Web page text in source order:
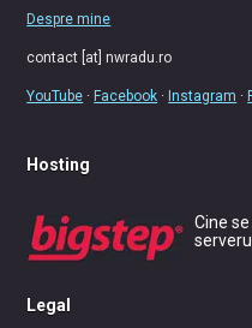
Despre mine
contact [at] nwradu.ro
YouTube · Facebook · Instagram ·
Hosting
Cine
Legal